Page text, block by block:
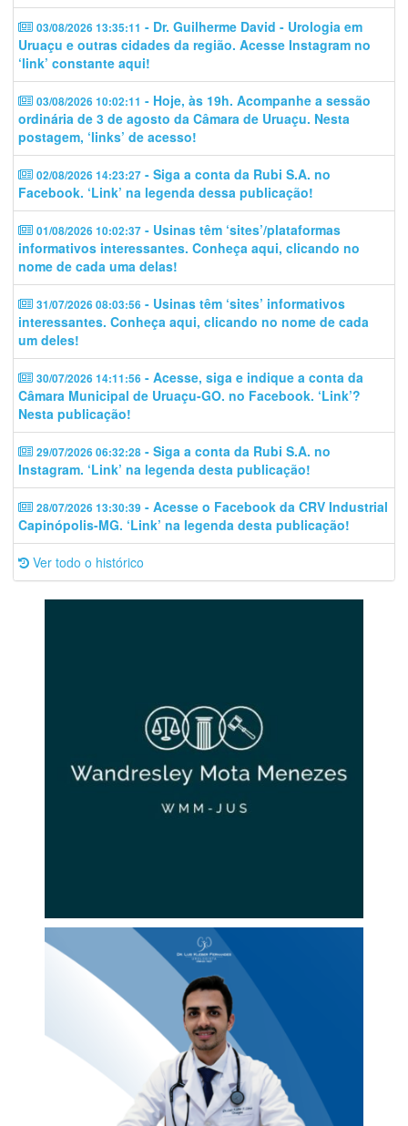
03/08/2026 13:35:11 - Dr. Guilherme David - Urologia em
Uruaçu e outras cidades da região. Acesse Instagram no
‘link’ constante aqui!
03/08/2026 10:02:11 - Hoje, às 19h. Acompanhe a sessão
ordinária de 3 de agosto da Câmara de Uruaçu. Nesta
postagem, ‘links’ de acesso!
02/08/2026 14:23:27 - Siga a conta da Rubi S.A. no
Facebook. ‘Link’ na legenda dessa publicação!
01/08/2026 10:02:37 - Usinas têm ‘sites’/plataformas
informativos interessantes. Conheça aqui, clicando no
nome de cada uma delas!
31/07/2026 08:03:56 - Usinas têm ‘sites’ informativos
interessantes. Conheça aqui, clicando no nome de cada
um deles!
30/07/2026 14:11:56 - Acesse, siga e indique a conta da
Câmara Municipal de Uruaçu-GO. no Facebook. ‘Link’?
Nesta publicação!
29/07/2026 06:32:28 - Siga a conta da Rubi S.A. no
Instagram. ‘Link’ na legenda desta publicação!
28/07/2026 13:30:39 - Acesse o Facebook da CRV Industrial
Capinópolis-MG. ‘Link’ na legenda desta publicação!
Ver todo o histórico